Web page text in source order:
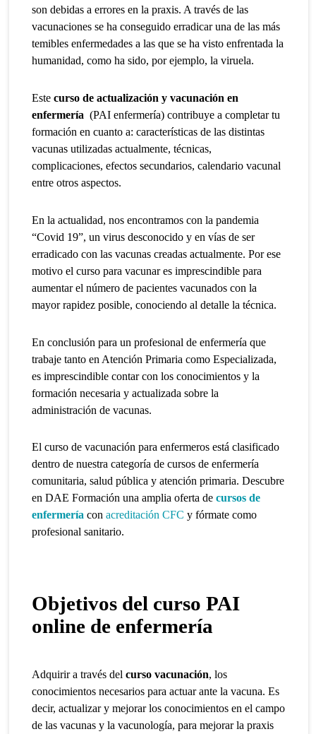
son debidas a errores en la praxis. A través de las
vacunaciones se ha conseguido erradicar una de las más
temibles enfermedades a las que se ha visto enfrentada la
humanidad, como ha sido, por ejemplo, la viruela.
Estecurso de actualización y vacunación en
enfermería (PAI enfermería) contribuye a completar tu
formación en cuanto a: características de las distintas
vacunas utilizadas actualmente, técnicas,
complicaciones, efectos secundarios, calendario vacunal
entre otros aspectos.
En la actualidad, nos encontramos con la pandemia
“Covid 19”, un virus desconocido y en vías de ser
erradicado con las vacunas creadas actualmente. Por ese
motivo el curso para vacunar es imprescindible para
aumentar el número de pacientes vacunados con la
mayor rapidez posible, conociendo al detalle la técnica.
En conclusión para un profesional de enfermería que
trabaje tanto en Atención Primaria como Especializada,
es imprescindible contar con los conocimientos y la
formación necesaria y actualizada sobre la
administración de vacunas.
El curso de vacunación para enfermeros está clasificado
dentro de nuestra categoría de cursos de enfermería
comunitaria, salud pública y atención primaria. Descubre
en DAE Formación una amplia oferta decursos de
enfermería conacreditación CFC y fórmate como
profesional sanitario.
Objetivos del curso PAI
online de enfermería
Adquirir a través delcurso vacunación, los
conocimientos necesarios para actuar ante la vacuna. Es
decir,actualizar y mejorar los conocimientos en el campo
de las vacunas y la vacunología, para mejorar la praxis